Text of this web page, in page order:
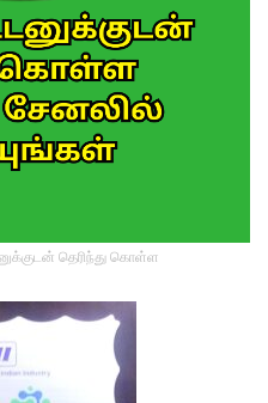
தெரிந்து கொள்ள